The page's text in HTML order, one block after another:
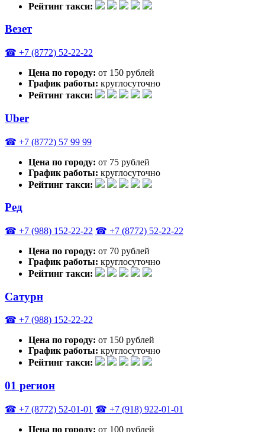
Рейтинг такси:
Везет
☎ +7 (8772) 52-22-22
Цена по городу: от 150 рублей
График работы: круглосуточно
Рейтинг такси:
Uber
☎ +7 (8772) 57 99 99
Цена по городу: от 75 рублей
График работы: круглосуточно
Рейтинг такси:
Ред
☎ +7 (988) 152-22-22 ☎ +7 (8772) 52-22-22
Цена по городу: от 70 рублей
График работы: круглосуточно
Рейтинг такси:
Сатурн
☎ +7 (988) 152-22-22
Цена по городу: от 150 рублей
График работы: круглосуточно
Рейтинг такси:
01 регион
☎ +7 (8772) 52-01-01 ☎ +7 (918) 922-01-01
Цена по городу: от 100 рублей